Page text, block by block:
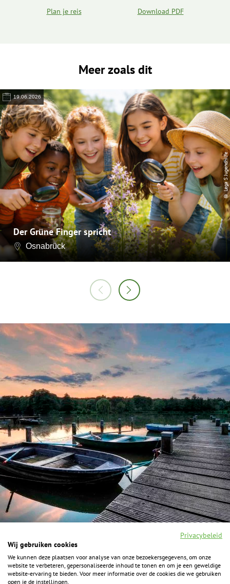
Plan je reis Download PDF
Meer zoals dit
19.06.2026
Der Grüne Finger spricht
Osnabrück
© Lega S Jugendhilfe
F
a
c
I
n
s
Y
o
u
P
i
n
Privacybeleid
Wij gebruiken cookies
We kunnen deze plaatsen voor analyse van onze bezoekersgegevens, om onze
website te verbeteren, gepersonaliseerde inhoud te tonen en om je een geweldige
website-ervaring te bieden. Voor meer informatie over de cookies die we gebruiken
open je de instellingen.